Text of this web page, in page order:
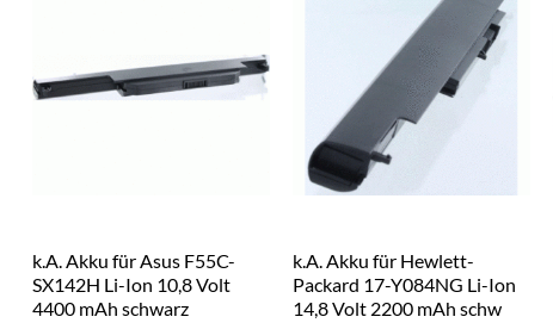
k.A. Akku für Asus F55C-
SX142H Li-Ion 10,8 Volt
4400 mAh schwarz
k.A. Akku für Hewlett-
Packard 17-Y084NG Li-Ion
14,8 Volt 2200 mAh schw